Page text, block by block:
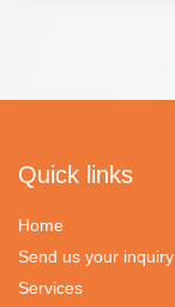
Quick links
Home
Send us your inquiry
Services